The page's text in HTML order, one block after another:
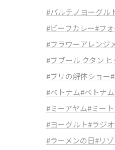
#パルテノヨーグル
#ビーフカレー#フ
#フラワーアレンジ
#ブブール クタン ヒ
#ブリの解体ショー
#ベトナム#ベトナ
#ミーアヤム#ミー
#ヨーグルト#ラジ
#ラーメンの日#リ